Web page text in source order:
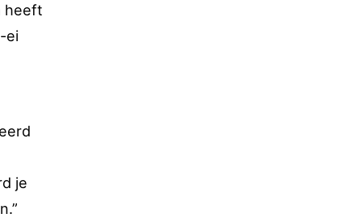
heeft
ei
je